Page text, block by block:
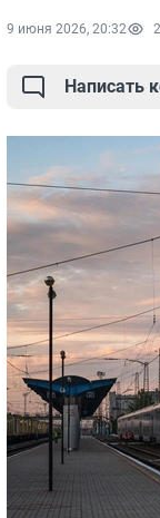
9 июня 2026, 20:32
Написать